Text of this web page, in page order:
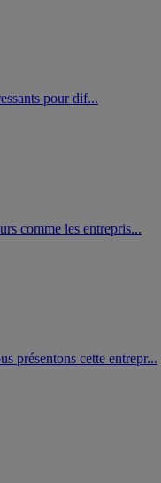
pour dif...
comme les entrepris...
présentons cette entrepr...